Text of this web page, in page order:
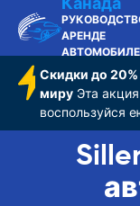
АРЕНДЕ
Скидки до
мируЭта акция
воспользуйся